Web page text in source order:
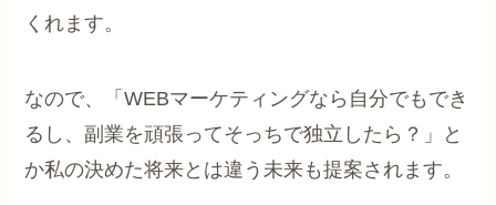
くれます。
なので、「WEBマーケティングなら自分でもでき
るし、副業を頑張ってそっちで独立したら？」と
か私の決めた将来とは違う未来も提案されます。